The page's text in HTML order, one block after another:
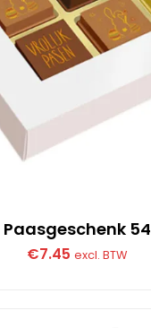
Paasgeschenk 54
€7.45 excl. BTW